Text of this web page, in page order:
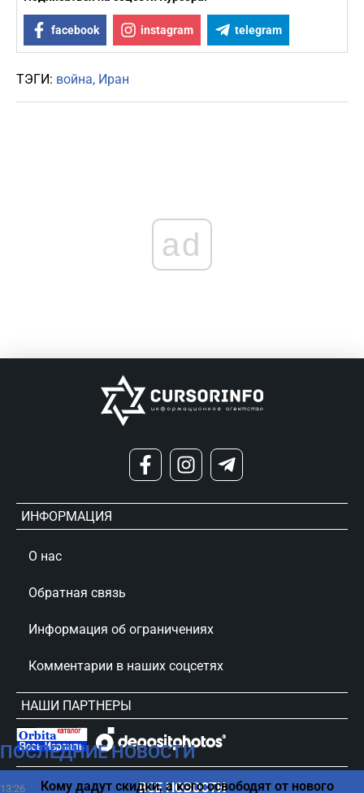
facebook instagram telegram
ТЭГИ: война Иран
ПОСЛЕДНИЕ НОВОСТИ
13:26 Кому дадут скидки, а кого освободят от нового
ВСЕ НОВОСТИ
ad
ИНФОРМАЦИЯ
О нас
Обратная связь
Информация об ограничениях
Комментарии в наших соцсетях
НАШИ ПАРТНЕРЫ
сursorinfo.co.il © Все права защищены